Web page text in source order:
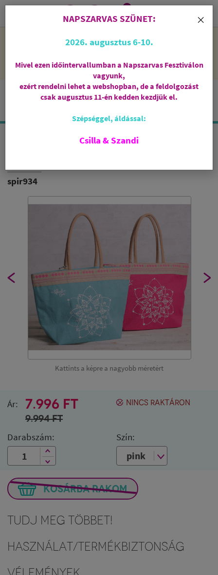
NAPSZARVAS SZÜNET: 2026. augusztus 6-10 - rendelni lehet
feldolgozni őket.
i
0
KÖRNYEZETBARÁT
spir934
Kattints a képre a nagyobb méretért
NINCS RAKTÁRON
Ár: 7.996 FT
9.994FT
Darabszám:
Szín:
KOSÁRBA RAKOM
Tudj meg többet!
Használat/Termékbiztonság
×
NAPSZARVAS SZÜNET:
2026. augusztus 6-10.
Mivel ezen időintervallumban a Napszarvas Fesztiválon
vagyunk,
ezért rendelni lehet a webshopban, de a feldolgozást
csak augusztus 11-én kedden kezdjük el.
Szépséggel, áldással:
Csilla & Szandi